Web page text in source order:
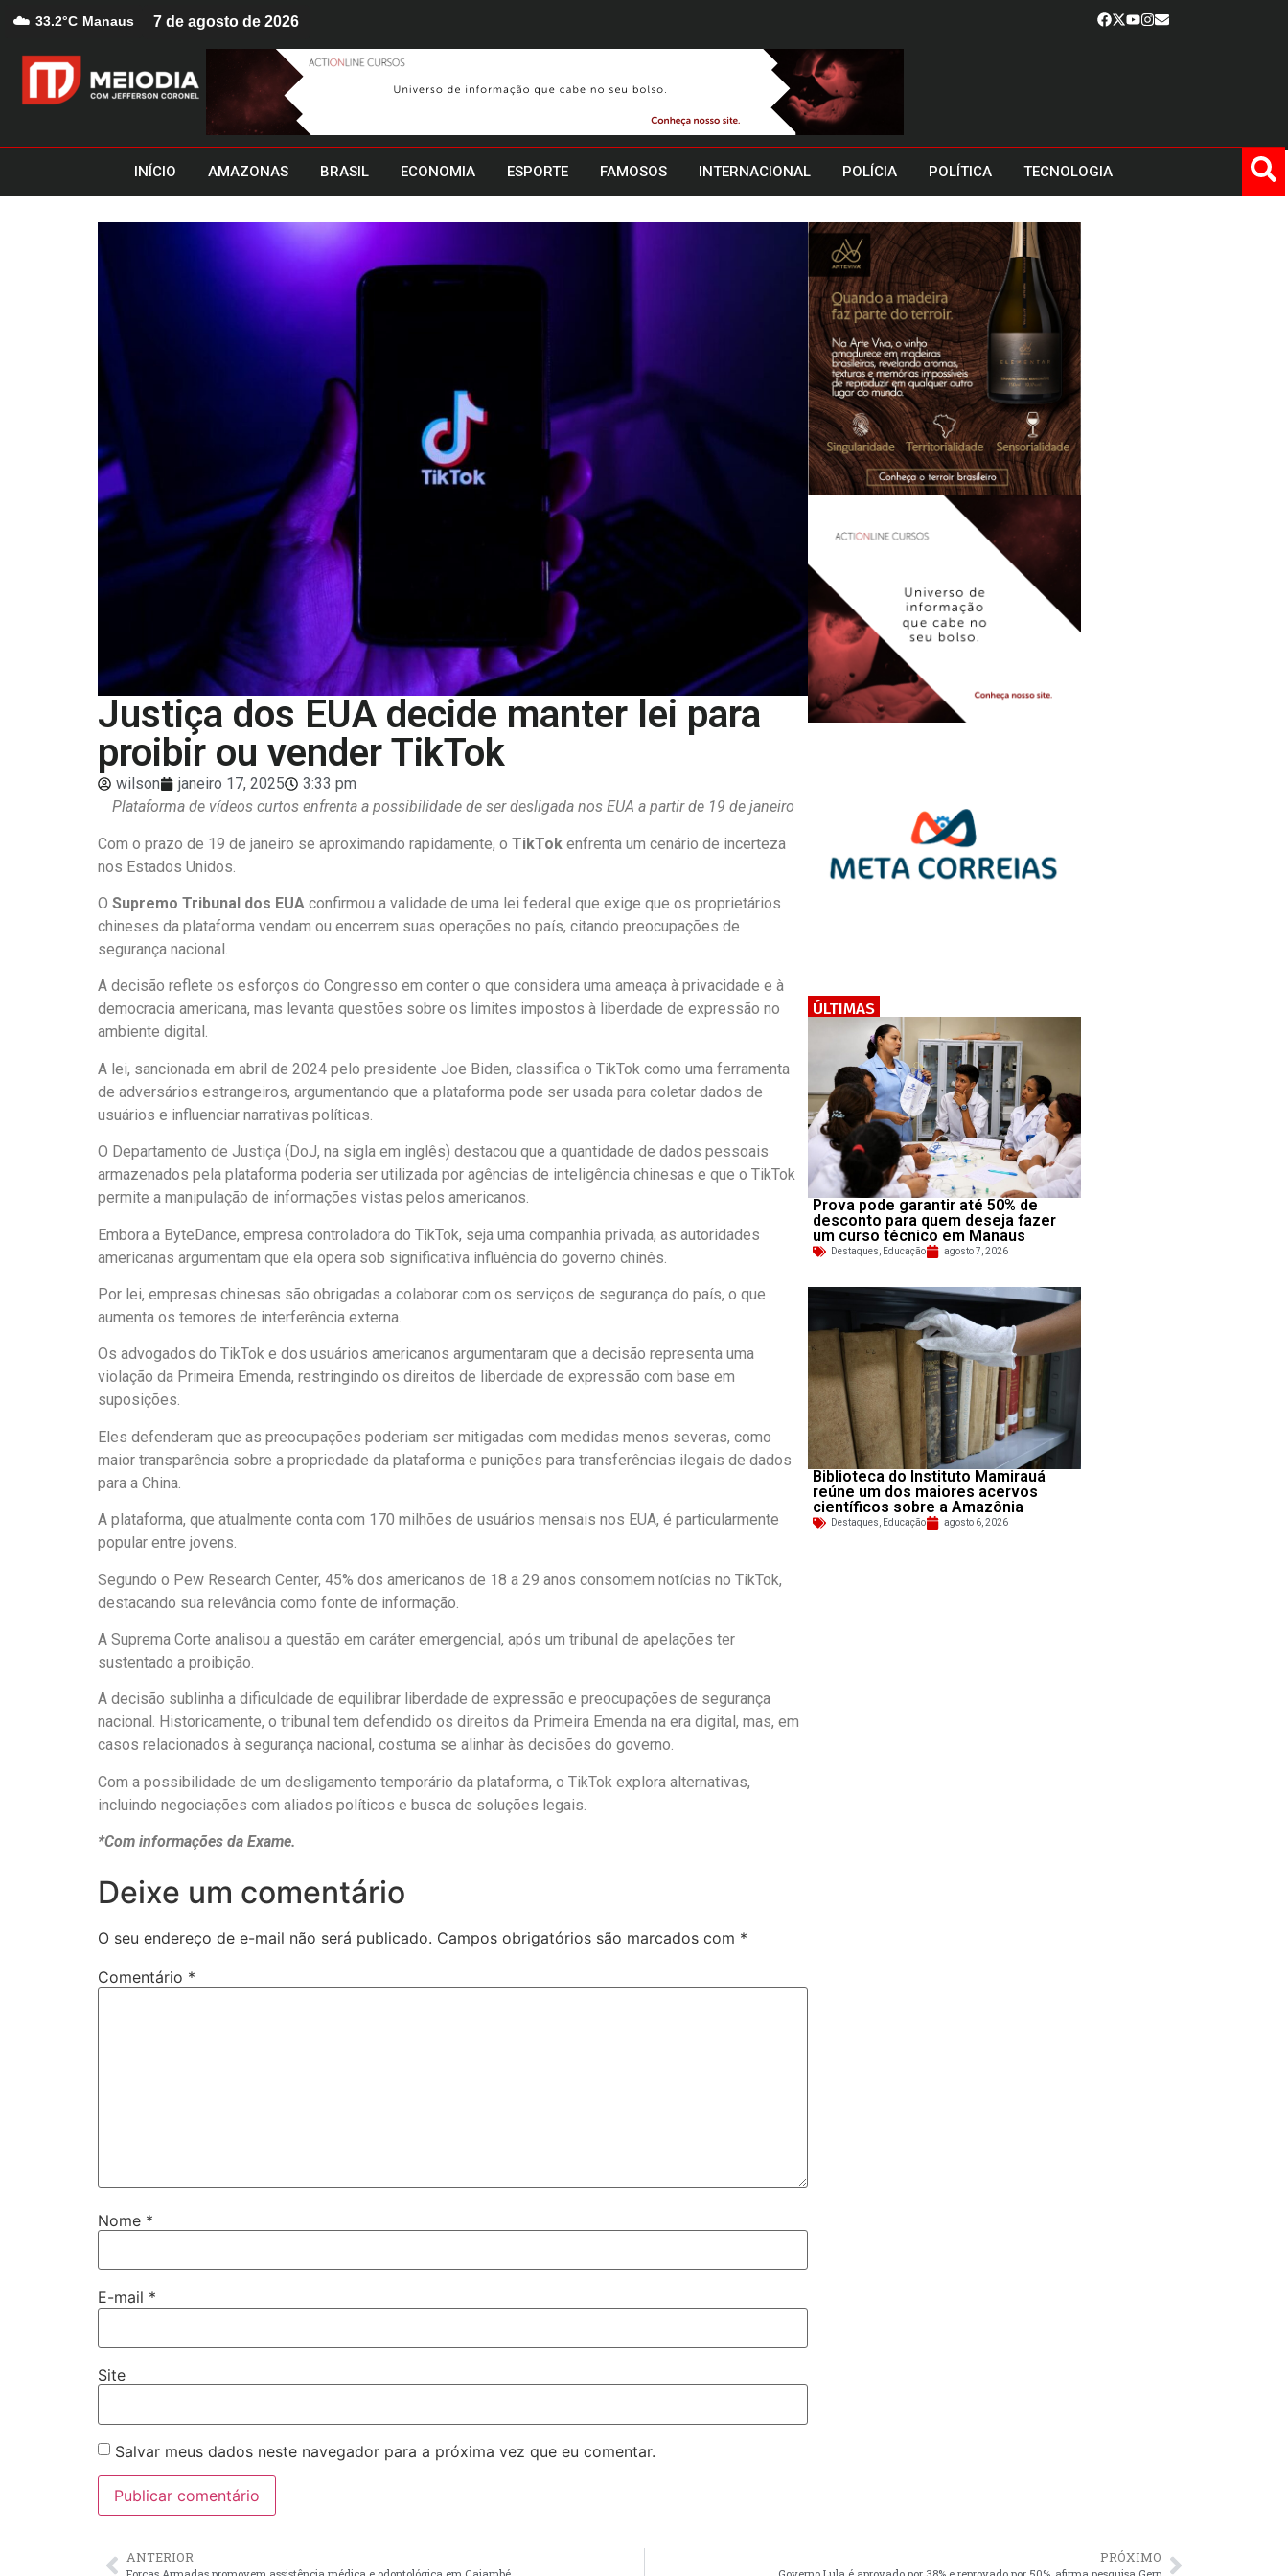
☁️ 33.2°C Manaus 7 de agosto de 2026
INÍCIO AMAZONAS BRASIL ECONOMIA ESPORTE FAMOSOS INTERNACIONAL POLÍCIA POLÍTICA TECNOLOGIA
Justiça dos EUA decide manter lei para
proibir ou vender TikTok
wilson janeiro 17, 2025
3:33 pm
Plataforma de vídeos curtos enfrenta a possibilidade de ser desligada nos EUA a partir de 19 de janeiro
Com o prazo de 19 de janeiro se aproximando rapidamente, o TikTok enfrenta um cenário de incerteza
nos Estados Unidos.
O Supremo Tribunal dos EUA confirmou a validade de uma lei federal que exige que os proprietários
chineses da plataforma vendam ou encerrem suas operações no país, citando preocupações de
segurança nacional.
A decisão reflete os esforços do Congresso em conter o que considera uma ameaça à privacidade e à
democracia americana, mas levanta questões sobre os limites impostos à liberdade de expressão no
ambiente digital.
A lei, sancionada em abril de 2024 pelo presidente Joe Biden, classifica o TikTok como uma ferramenta
de adversários estrangeiros, argumentando que a plataforma pode ser usada para coletar dados de
usuários e influenciar narrativas políticas.
O Departamento de Justiça (DoJ, na sigla em inglês) destacou que a quantidade de dados pessoais
armazenados pela plataforma poderia ser utilizada por agências de inteligência chinesas e que o TikTok
permite a manipulação de informações vistas pelos americanos.
Embora a ByteDance, empresa controladora do TikTok, seja uma companhia privada, as autoridades
americanas argumentam que ela opera sob significativa influência do governo chinês.
Por lei, empresas chinesas são obrigadas a colaborar com os serviços de segurança do país, o que
aumenta os temores de interferência externa.
Os advogados do TikTok e dos usuários americanos argumentaram que a decisão representa uma
violação da Primeira Emenda, restringindo os direitos de liberdade de expressão com base em
suposições.
Eles defenderam que as preocupações poderiam ser mitigadas com medidas menos severas, como
maior transparência sobre a propriedade da plataforma e punições para transferências ilegais de dados
para a China.
A plataforma, que atualmente conta com 170 milhões de usuários mensais nos EUA, é particularmente
popular entre jovens.
Segundo o Pew Research Center, 45% dos americanos de 18 a 29 anos consomem notícias no TikTok,
destacando sua relevância como fonte de informação.
A Suprema Corte analisou a questão em caráter emergencial, após um tribunal de apelações ter
sustentado a proibição.
A decisão sublinha a dificuldade de equilibrar liberdade de expressão e preocupações de segurança
nacional. Historicamente, o tribunal tem defendido os direitos da Primeira Emenda na era digital, mas, em
casos relacionados à segurança nacional, costuma se alinhar às decisões do governo.
Com a possibilidade de um desligamento temporário da plataforma, o TikTok explora alternativas,
incluindo negociações com aliados políticos e busca de soluções legais.
*Com informações da Exame.
Deixe um comentário
O seu endereço de e-mail não será publicado. Campos obrigatórios são marcados com *
Comentário *
Nome *
E-mail *
Site
Salvar meus dados neste navegador para a próxima vez que eu comentar.
ÚLTIMAS
Prova pode garantir até 50% de
desconto para quem deseja fazer
um curso técnico em Manaus
Destaques, Educação agosto 7, 2026
Biblioteca do Instituto Mamirauá
reúne um dos maiores acervos
científicos sobre a Amazônia
Destaques Educação agosto 6, 2026
ANTERIOR PRÓXIMO